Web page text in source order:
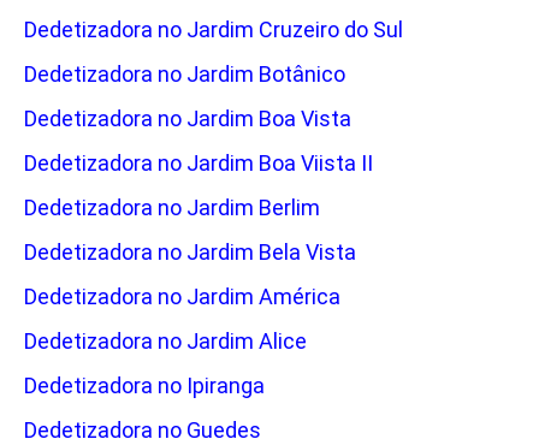
Dedetizadora no Jardim Cruzeiro do Sul
Dedetizadora no Jardim Botânico
Dedetizadora no Jardim Boa Vista
Dedetizadora no Jardim Boa Viista II
Dedetizadora no Jardim Berlim
Dedetizadora no Jardim Bela Vista
Dedetizadora no Jardim América
Dedetizadora no Jardim Alice
Dedetizadora no Ipiranga
Dedetizadora no Guedes